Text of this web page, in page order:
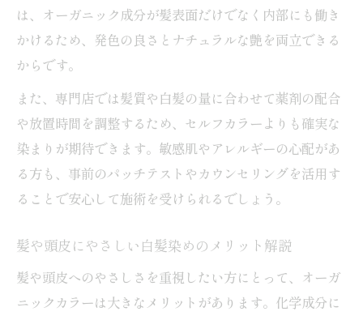
は、オーガニック成分が髪表面だけでなく内部にも働き
かけるため、発色の良さとナチュラルな艶を両立できる
からです。
また、専門店では髪質や白髪の量に合わせて薬剤の配合
や放置時間を調整するため、セルフカラーよりも確実な
染まりが期待できます。敏感肌やアレルギーの心配があ
る方も、事前のパッチテストやカウンセリングを活用す
ることで安心して施術を受けられるでしょう。
髪や頭皮にやさしい白髪染めのメリット解説
髪や頭皮へのやさしさを重視したい方にとって、オーガ
ニックカラーは大きなメリットがあります。化学成分に